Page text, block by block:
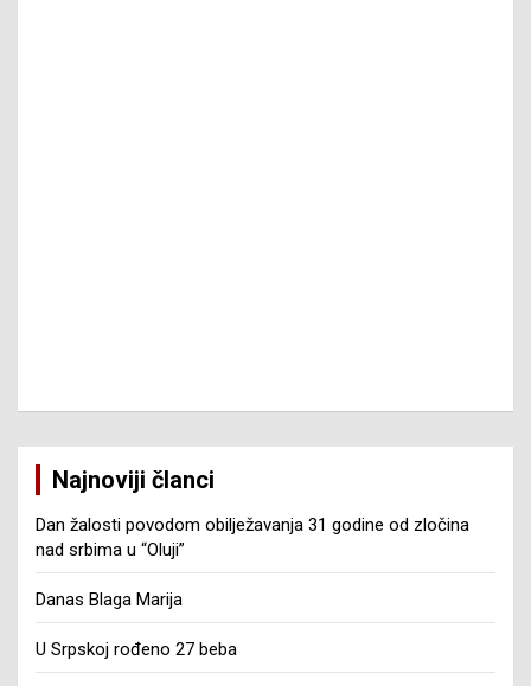
Najnoviji članci
Dan žalosti povodom obilježavanja 31 godine od zločina
nad srbima u “Oluji”
Danas Blaga Marija
U Srpskoj rođeno 27 beba